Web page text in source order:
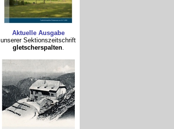
Aktuelle Ausgabe
unserer Sektionszeitschrift
gletscherspalten.